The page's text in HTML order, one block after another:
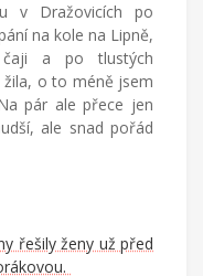
v Dražovicích po
na kole na Lipně,
a po tlustých
o to méně jsem
pár ale přece jen
ale snad pořád
řešily ženy už před